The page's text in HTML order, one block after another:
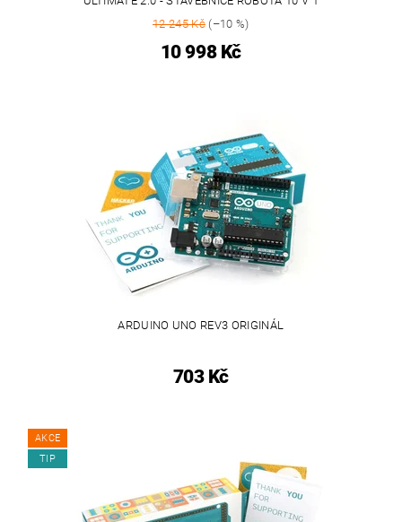
12 245 Kč(–10 %)
10 998 Kč
ARDUINO UNO REV3 ORIGINÁL
703 Kč
AKCE
TIP